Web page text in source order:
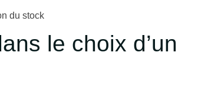
du stock
le choix d’un